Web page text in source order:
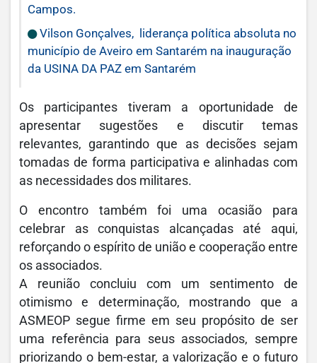
Campos.
Vilson Gonçalves, liderança política absoluta no
município de Aveiro em Santarém na inauguração
da USINA DA PAZ em Santarém
Os participantes tiveram a oportunidade de
apresentar sugestões e discutir temas
relevantes, garantindo que as decisões sejam
tomadas de forma participativa e alinhadas com
as necessidades dos militares.
O encontro também foi uma ocasião para
celebrar as conquistas alcançadas até aqui,
reforçando o espírito de união e cooperação entre
os associados.
A reunião concluiu com um sentimento de
otimismo e determinação, mostrando que a
ASMEOP segue firme em seu propósito de ser
uma referência para seus associados, sempre
priorizando o bem-estar, a valorização e o futuro